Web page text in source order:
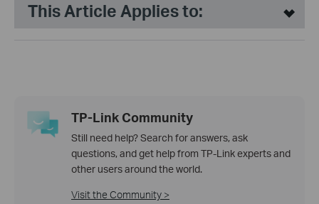
This Article Applies to:
TP-Link Community
Still need help? Search for answers, ask
questions, and get help from TP-Link experts and
other users around the world.
Visit the Community >